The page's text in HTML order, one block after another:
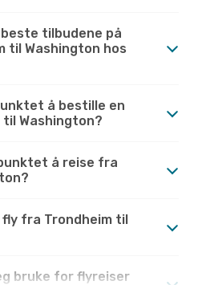
tilbudene på
til Washington hos
å bestille en
Washington?
å reise fra
fra Trondheim til
bruke for flyreiser